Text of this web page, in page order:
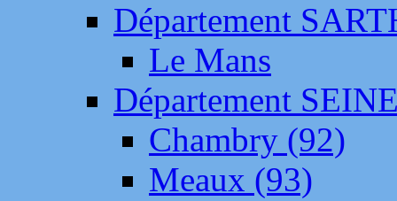
Département
Le Mans
Département
Chambry (92)
Meaux (93)